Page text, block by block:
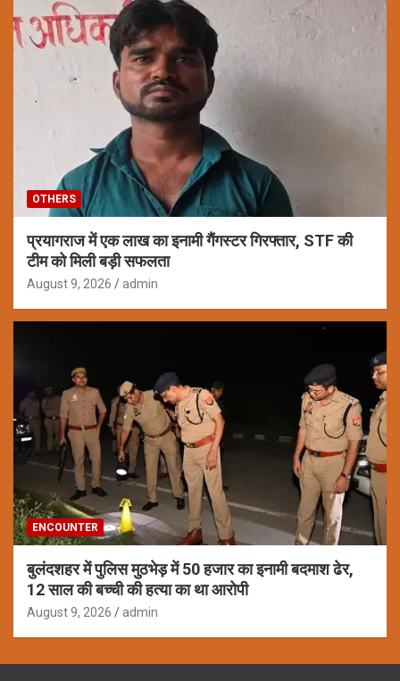
OTHERS
प्रयागराज में एक लाख का इनामी गैंगस्टर गिरफ्तार, STF की
टीम को मिली बड़ी सफलता
August 9, 2026 admin
ENCOUNTER
बुलंदशहर में पुलिस मुठभेड़ में 50 हजार का इनामी बदमाश ढेर,
12 साल की बच्ची की हत्या का था आरोपी
August 9, 2026 admin